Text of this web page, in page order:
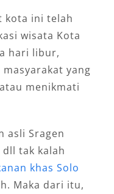
kota ini telah
wisata Kota
hari libur,
yang
menikmati
asli Sragen
tak kalah
khas Solo
Maka dari itu,